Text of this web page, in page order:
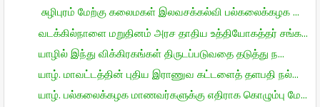
சுழிபுரம் மேற்கு கலைமகள் இலவசக்கல்வி பல்கலைக்கழக ...
வடக்கில்நாளை மறுதினம் அரச தாதிய உத்தியோகத்தர் சங்க...
யாழில் இந்து விக்கிரகங்கள் திருடப்படுவதை தடுத்து ந...
யாழ். மாவட்டத்தின் புதிய இராணுவ கட்டளைத் தளபதி நல்...
யாழ். பல்கலைக்கழக மாணவர்களுக்கு எதிராக கொழும்பு மே...